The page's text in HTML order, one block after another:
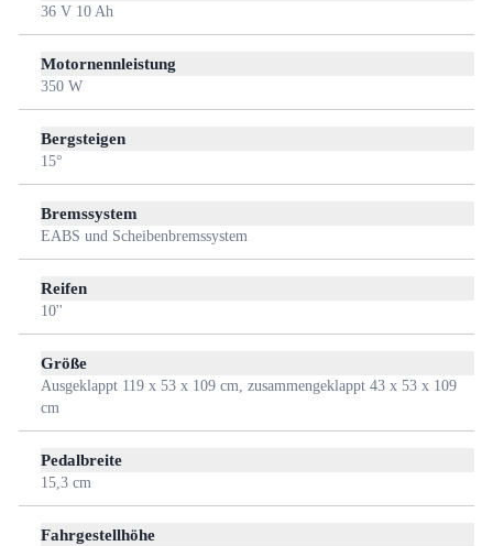
36 V 10 Ah
Motornennleistung
350 W
Bergsteigen
15°
Bremssystem
EABS und Scheibenbremssystem
Reifen
10''
Größe
Ausgeklappt 119 x 53 x 109 cm, zusammengeklappt 43 x 53 x 109
cm
Pedalbreite
15,3 cm
Fahrgestellhöhe